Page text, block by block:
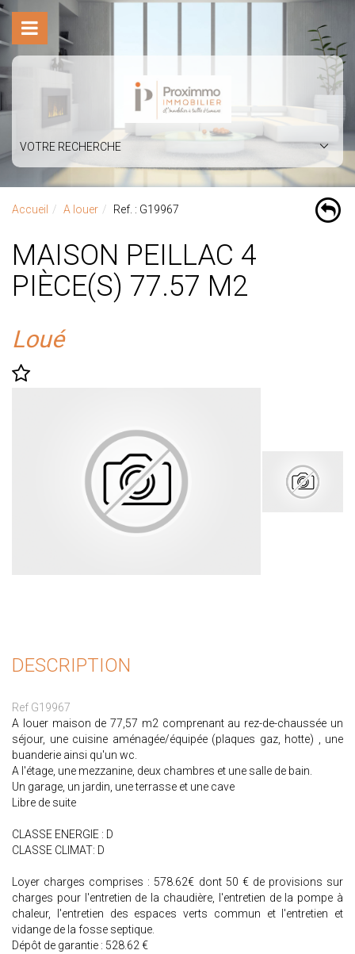
VOTRE RECHERCHE
Accueil A louer Ref. : G19967
MAISON PEILLAC 4
PIÈCE(S) 77.57 M2
Loué
DESCRIPTION
Ref G19967
A louer maison de 77,57 m2 comprenant au rez-de-chaussée un
séjour, une cuisine aménagée/équipée (plaques gaz, hotte) , une
buanderie ainsi qu'un wc.
A l'étage, une mezzanine, deux chambres et une salle de bain.
Un garage, un jardin, une terrasse et une cave
Libre de suite
CLASSE ENERGIE : D
CLASSE CLIMAT: D
Loyer charges comprises : 578.62€ dont 50 € de provisions sur
charges pour l'entretien de la chaudière, l'entretien de la pompe à
chaleur, l'entretien des espaces verts commun et l'entretien et
vidange de la fosse septique.
Dépôt de garantie : 528.62 €